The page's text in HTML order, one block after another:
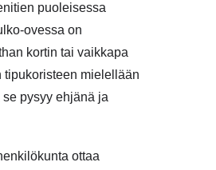
puoleisessa
ovessa on
kortin tai vaikkapa
tipukoristeen mielellään
pysyy ehjänä ja
ottaa